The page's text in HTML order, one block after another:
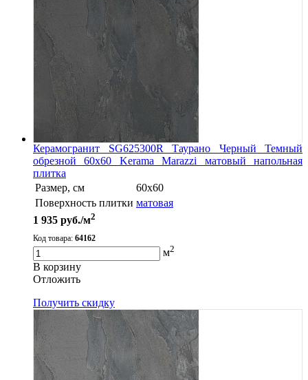
Керамогранит SG625300R Таурано Черный Темный
обрезной 60х60 Kerama Marazzi матовый напольная
плитка
Размер, см
60х60
Поверхность плитки матовая
1 935 руб./м2
Код товара: 64162
м2
В корзину
Oтложить
Получить скидку